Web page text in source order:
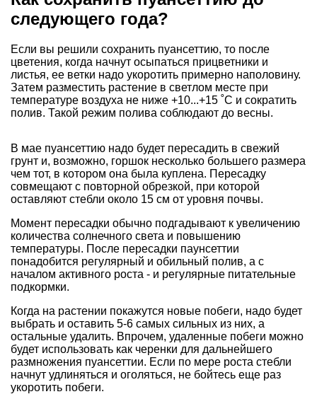
следующего года?
Если вы решили сохранить пуансеттию, то после
цветения, когда начнут осыпаться прицветники и
листья, ее ветки надо укоротить примерно наполовину.
Затем разместить растение в светлом месте при
температуре воздуха не ниже +10...+15 ˚С и сократить
полив. Такой режим полива соблюдают до весны.
В мае пуансеттию надо будет пересадить в свежий
грунт и, возможно, горшок несколько большего размера
чем тот, в котором она была куплена. Пересадку
совмещают с повторной обрезкой, при которой
оставляют стебли около 15 см от уровня почвы.
Момент пересадки обычно подгадывают к увеличению
количества солнечного света и повышению
температуры. После пересадки паунсеттии
понадобится регулярный и обильный полив, а с
началом активного роста - и регулярные питательные
подкормки.
Когда на растении покажутся новые побеги, надо будет
выбрать и оставить 5-6 самых сильных из них, а
остальные удалить. Впрочем, удаленные побеги можно
будет использовать как черенки для дальнейшего
размножения пуансеттии. Если по мере роста стебли
начнут удлиняться и оголяться, не бойтесь еще раз
укоротить побеги.